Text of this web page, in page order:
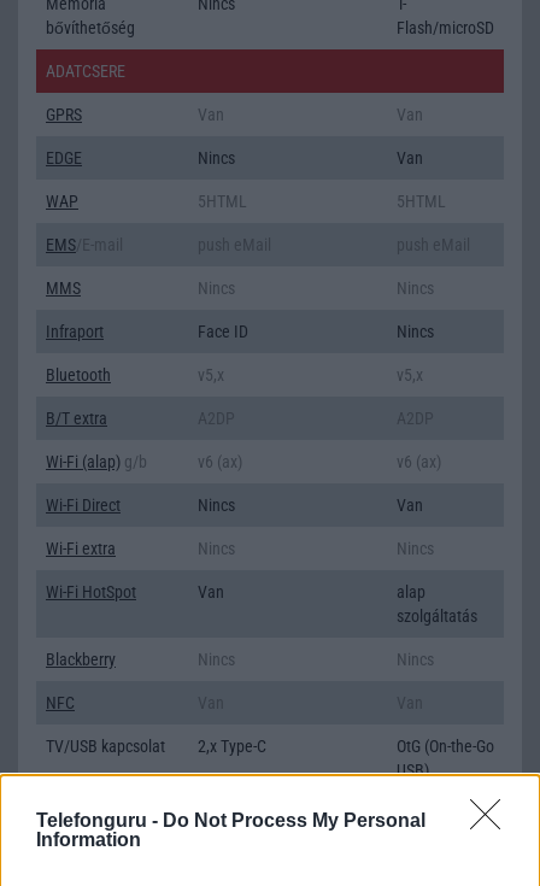
Telefonguru - Do Not Process My Personal
Information
bővíthetőség
Flash/microSD
ADATCSERE
GPRS Van Van
EDGE Nincs Van
WAP 5HTML 5HTML
EMS
MMS Nincs Nincs
Infraport Face ID Nincs
Bluetooth v5,x v5,x
B/T extra
Wi-Fi (alap) g/b v6 (ax) v6 (ax)
Wi-Fi Direct Nincs Van
Wi-Fi extra Nincs Nincs
Wi-Fi HotSpot Van
alap
szolgáltatás
Blackberry Nincs Nincs
NFC
TV/USB kapcsolat 2,x Type-C
OtG (On-the-Go
USB)
GPS
aGPS (USA), Glonass
(Orosz), BDS (Kína), Galileo
aGPS (USA),